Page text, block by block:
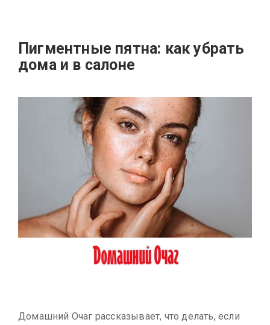
Пигментные пятна: как убрать
дома и в салоне
Домашний Очаг рассказывает, что делать, если